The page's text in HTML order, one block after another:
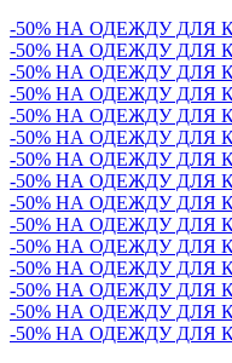
-50% НА ОДЕЖДУ ДЛЯ
-50% НА ОДЕЖДУ ДЛЯ
-50% НА ОДЕЖДУ ДЛЯ
-50% НА ОДЕЖДУ ДЛЯ
-50% НА ОДЕЖДУ ДЛЯ
-50% НА ОДЕЖДУ ДЛЯ
-50% НА ОДЕЖДУ ДЛЯ
-50% НА ОДЕЖДУ ДЛЯ
-50% НА ОДЕЖДУ ДЛЯ
-50% НА ОДЕЖДУ ДЛЯ
-50% НА ОДЕЖДУ ДЛЯ
-50% НА ОДЕЖДУ ДЛЯ
-50% НА ОДЕЖДУ ДЛЯ
-50% НА ОДЕЖДУ ДЛЯ
-50% НА ОДЕЖДУ ДЛЯ